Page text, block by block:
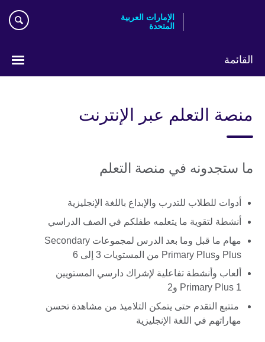
الإمارات العربية
المتحدة
القائمة
منصة التعلم عبر الإنترنت
ما ستجدونه في منصة التعلم
أدوات للطلاب للتدرب والإبداع باللغة الإنجليزية
أنشطة لتقوية ما يتعلمه طفلكم في الصف الدراسي
مهام ما قبل وما بعد الدرس لمجموعات Secondary
Plus وPrimary Plus من المستويات 3 إلى 6
ألعاب وأنشطة تفاعلية لإشراك دارسي المستويين
Primary Plus 1 و2
متتبع التقدم حتى يتمكن التلاميذ من مشاهدة تحسن
مهاراتهم في اللغة الإنجليزية